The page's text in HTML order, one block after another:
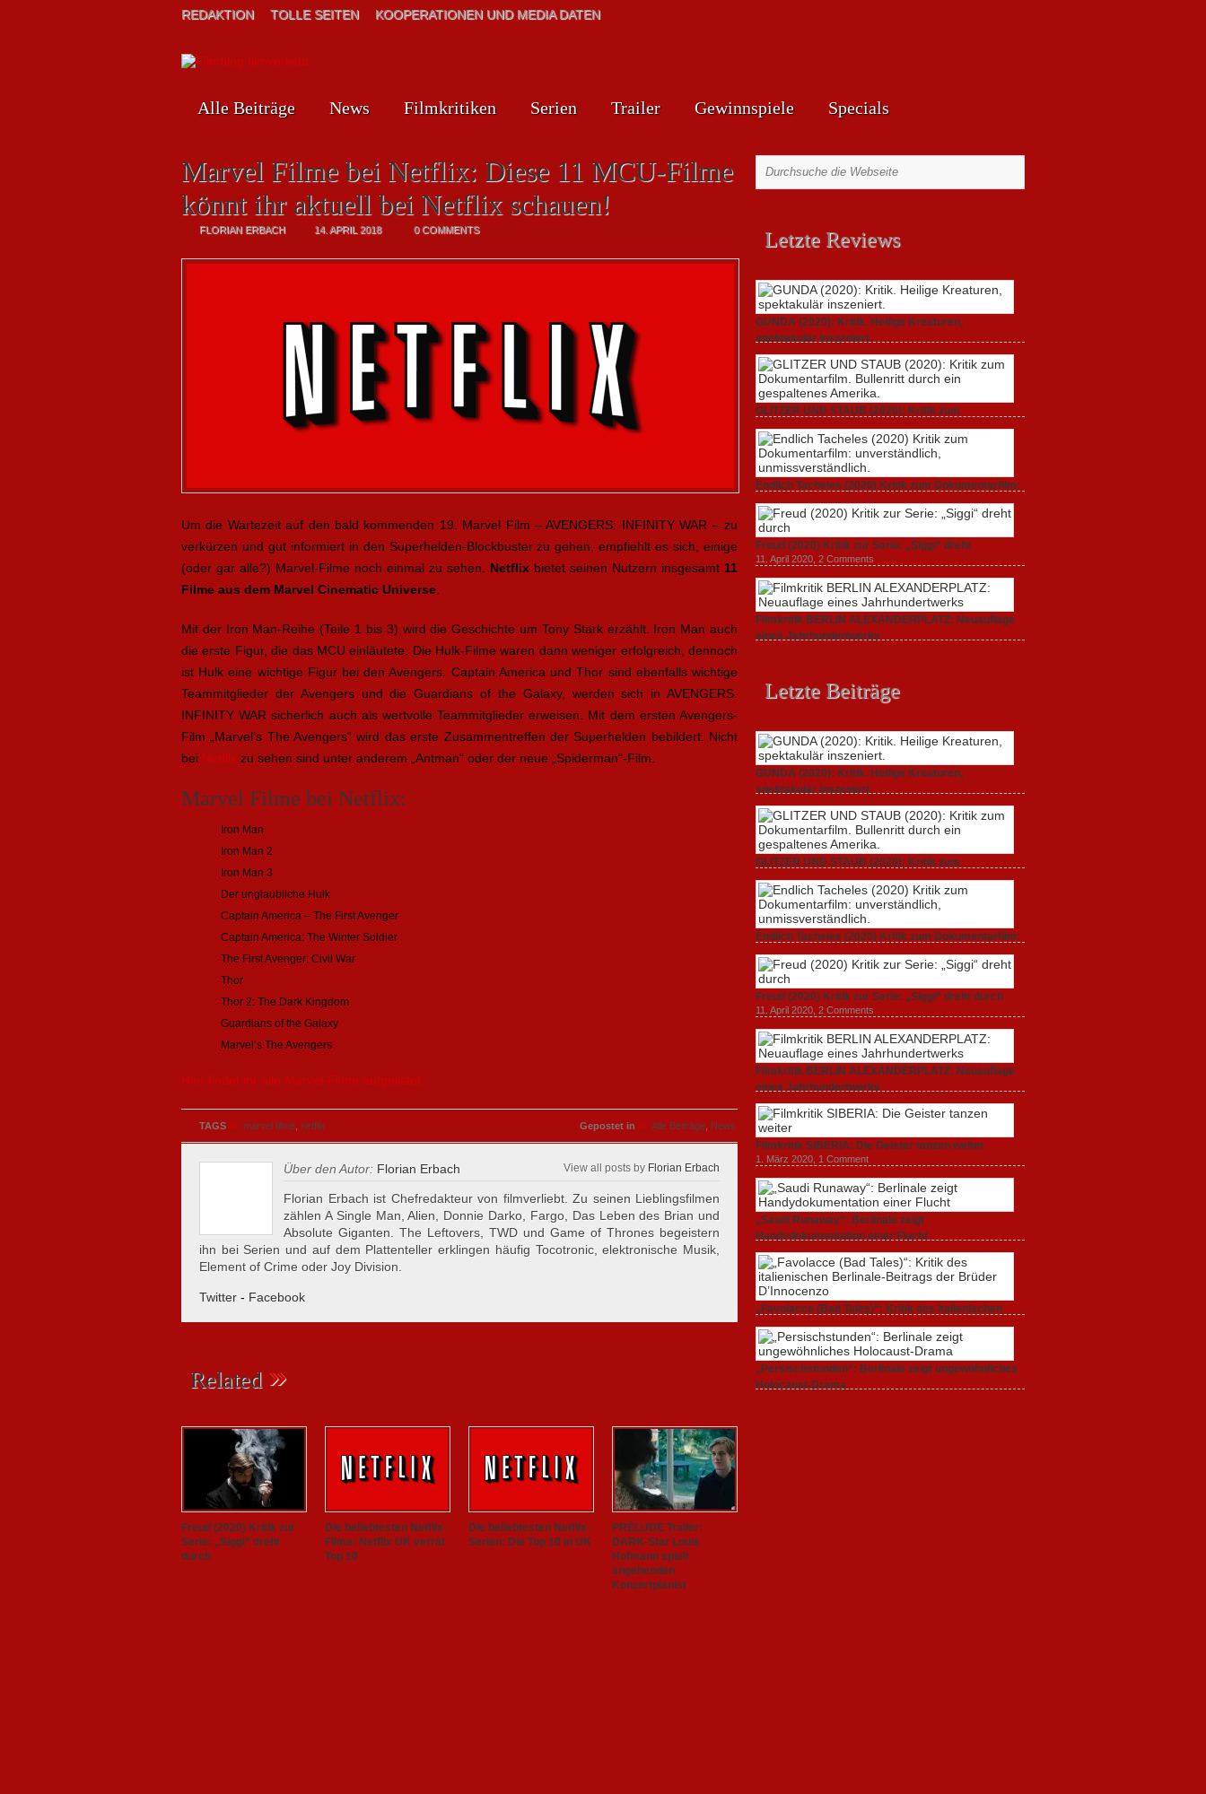
REDAKTION TOLLE SEITEN KOOPERATIONEN UND MEDIA DATEN
Alle Beiträge News Filmkritiken Serien Trailer Gewinnspiele Specials
Marvel Filme bei Netflix: Diese 11 MCU-Filme
könnt ihr aktuell bei Netflix schauen!
FLORIAN ERBACH 14. APRIL 2018 0 COMMENTS
Um die Wartezeit auf den bald kommenden 19. Marvel Film – AVENGERS: INFINITY WAR – zu
verkürzen und gut informiert in den Superhelden-Blockbuster zu gehen, empfiehlt es sich, einige
(oder gar alle?) Marvel-Filme noch einmal zu sehen. Netflix bietet seinen Nutzern insgesamt 11
Filme aus dem Marvel Cinematic Universe
Mit der Iron Man-Reihe (Teile 1 bis 3) wird die Geschichte um Tony Stark erzählt. Iron Man auch
die erste Figur, die das MCU einläutete. Die Hulk-Filme waren dann weniger erfolgreich, dennoch
ist Hulk eine wichtige Figur bei den Avengers. Captain America und Thor sind ebenfalls wichtige
Teammitglieder der Avengers und die Guardians of the Galaxy, werden sich in AVENGERS:
INFINITY WAR sicherlich auch als wertvolle Teammitglieder erweisen. Mit dem ersten Avengers-
Film „Marvel’s The Avengers“ wird das erste Zusammentreffen der Superhelden bebildert. Nicht
bei Netflix zu sehen sind unter anderem „Antman“ oder der neue „Spiderman“-Film.
Marvel Filme bei Netflix:
Iron Man
Iron Man 2
Iron Man 3
Der unglaubliche Hulk
Captain America – The First Avenger
Captain America: The Winter Soldier
The First Avenger: Civil War
Thor
Thor 2: The Dark Kingdom
Guardians of the Galaxy
Marvel’s The Avengers
Hier findet ihr alle Marvel-Filme aufgelistet.
TAGS » marvel filme netflix Gepostet in » Alle Beiträge News
Über den Autor: Florian Erbach View all posts by Florian Erbach
Florian Erbach ist Chefredakteur von filmverliebt. Zu seinen Lieblingsfilmen
zählen A Single Man, Alien, Donnie Darko, Fargo, Das Leben des Brian und
Absolute Giganten. The Leftovers, TWD und Game of Thrones begeistern
ihn bei Serien und auf dem Plattenteller erklingen häufig Tocotronic, elektronische Musik,
Element of Crime oder Joy Division.
Twitter - Facebook
Related »
Freud (2020) Kritik zur
Serie: „Siggi“ dreht
durch
Die beliebtesten Netflix-
Filme: Netflix UK verrät
Top 10
Die beliebtesten Netflix-
Serien: Die Top 10 in UK
PRÉLUDE Trailer:
DARK-Star Louis
Hofmann spielt
angehenden
Konzertpianist
Letzte Reviews
GUNDA (2020): Kritik. Heilige Kreaturen,
spektakulär inszeniert.
GLITZER UND STAUB (2020): Kritik zum
Dokumentarfilm.
3. Oktober 2020,2 Comments
Endlich Tacheles (2020) Kritik zum Dokumentarfilm:
unverständlich,
19. Mai 2020,0 Comments
Freud (2020) Kritik zur Serie: „Siggi“ dreht
11. April 2020, 2 Comments
Filmkritik BERLIN ALEXANDERPLATZ: Neuauflage
eines Jahrhundertwerks
Letzte Beiträge
GUNDA (2020): Kritik. Heilige Kreaturen,
spektakulär inszeniert.
GLITZER UND STAUB (2020): Kritik zum
Dokumentarfilm. Bullenritt durch ein gespaltenes
Amerika.
3. Oktober 2020,2 Comments
Endlich Tacheles (2020) Kritik zum Dokumentarfilm:
unverständlich, unmissverständlich.
19. Mai 2020,0 Comments
Freud (2020) Kritik zur Serie: „Siggi“ dreht durch
11. April 2020, 2 Comments
Filmkritik BERLIN ALEXANDERPLATZ: Neuauflage
eines Jahrhundertwerks
Filmkritik SIBERIA: Die Geister tanzen weiter
1. März 2020, 1 Comment
„Saudi Runaway“: Berlinale zeigt
Handydokumentation einer Flucht
„Favolacce (Bad Tales)“: Kritik des italienischen
Berlinale-Beitrags der Brüder D’Innocenzo
25. Februar 2020,2 Comments
„Persischstunden“: Berlinale zeigt ungewöhnliches
Holocaust-Drama